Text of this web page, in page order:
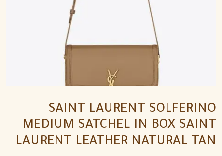
SAINT LAURENT SOLFERINO
MEDIUM SATCHEL IN BOX SAINT
LAURENT LEATHER NATURAL TAN